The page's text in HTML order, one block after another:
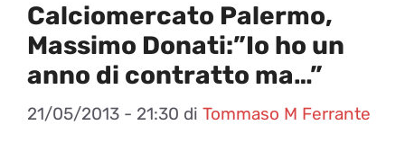
Calciomercato Palermo,
Massimo Donati:”Io ho un
anno di contratto ma…”
21/05/2013 - 21:30 di Tommaso M Ferrante